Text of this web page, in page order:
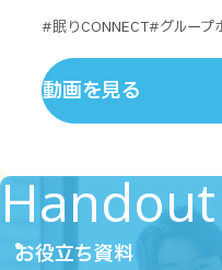
#眠りCONNECT#グループ
動画を見る
Handout
お役立ち資料